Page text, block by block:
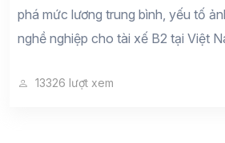
phá mức lương trung bình, yếu tố
nghề nghiệp cho tài xế B2 tại Việt
13326 lượt xem